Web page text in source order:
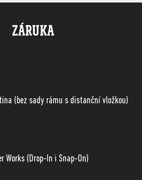
ZÁRUKA
(bez sady rámu s distanční vložkou)
Works (Drop-In i Snap-On)